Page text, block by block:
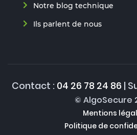
Notre blog technique
Ils parlent de nous
Contact : 04 26 78 24 86 |
© AlgoSecure
Mentions
Politique de